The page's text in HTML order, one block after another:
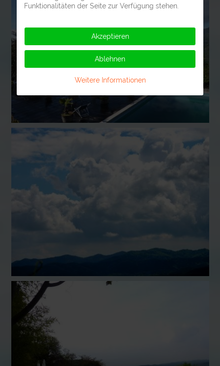
Funktionalitäten der Seite zur Verfügung stehen.
Akzeptieren
Ablehnen
Weitere Informationen